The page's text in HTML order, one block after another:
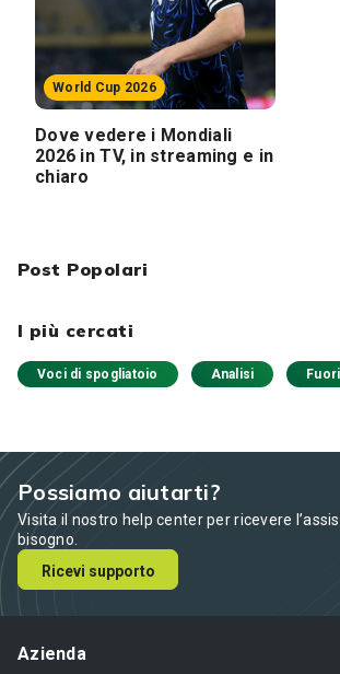
Post Popolari
I più cercati
Voci di spogliatoio Analisi
World Cup 2026
Dove vedere i Mondiali
2026 in TV, in streaming e in
chiaro
Possiamo aiutarti?
Visita il nostro help center per ricevere
bisogno.
Ricevi supporto
Azienda